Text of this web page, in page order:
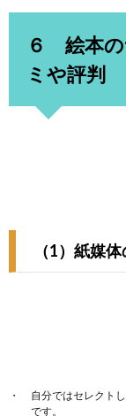
６ 絵本の
ミや評判
（1）紙媒
自分ではセレクト
です。